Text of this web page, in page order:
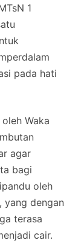
1
pada hati
Waka
agar
bagi
oleh
yang dengan
terasa
cair.